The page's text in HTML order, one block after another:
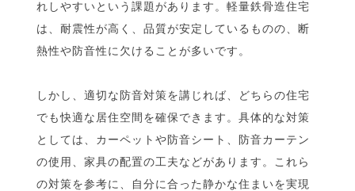
れしやすいという課題があります。軽量鉄骨造住宅
は、耐震性が高く、品質が安定しているものの、断
熱性や防音性に欠けることが多いです。
しかし、適切な防音対策を講じれば、どちらの住宅
でも快適な居住空間を確保できます。具体的な対策
としては、カーペットや防音シート、防音カーテン
の使用、家具の配置の工夫などがあります。これら
の対策を参考に、自分に合った静かな住まいを実現